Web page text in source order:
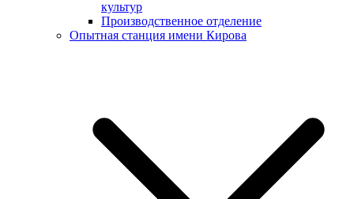
культур
Производственное отделение
Опытная станция имени Кирова